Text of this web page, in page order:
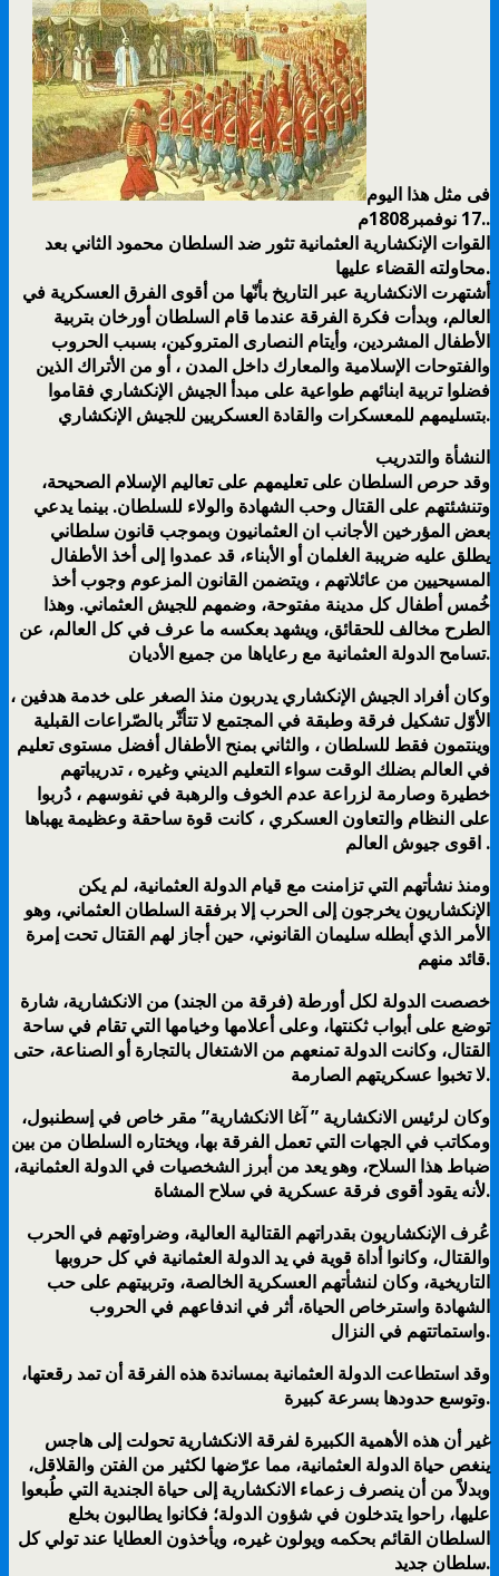
فى مثل هذا اليوم
17 نوفمبر1808م..
القوات الإنكشارية العثمانية تثور ضد السلطان محمود الثاني بعد
محاولته القضاء عليها.
أشتهرت الانكشارية عبر التاريخ بأنّها من أقوى الفرق العسكرية في
العالم، وبدأت فكرة الفرقة عندما قام السلطان أورخان بتربية
الأطفال المشردين، وأيتام النصارى المتروكين، بسبب الحروب
والفتوحات الإسلامية والمعارك داخل المدن ، أو من الأتراك الذين
فضلوا تربية ابنائهم طواعية على مبدأ الجيش الإنكشاري فقاموا
بتسليمهم للمعسكرات والقادة العسكريين للجيش الإنكشاري.
النشأة والتدريب
وقد حرص السلطان على تعليمهم على تعاليم الإسلام الصحيحة،
وتنشئتهم على القتال وحب الشهادة والولاء للسلطان. بينما يدعي
بعض المؤرخين الأجانب ان العثمانيون وبموجب قانون سلطاني
يطلق عليه ضريبة الغلمان أو الأبناء، قد عمدوا إلى أخذ الأطفال
المسيحيين من عائلاتهم ، ويتضمن القانون المزعوم وجوب أخذ
خُمس أطفال كل مدينة مفتوحة، وضمهم للجيش العثماني. وهذا
الطرح مخالف للحقائق، ويشهد بعكسه ما عرف في كل العالم، عن
تسامح الدولة العثمانية مع رعاياها من جميع الأديان.
وكان أفراد الجيش الإنكشاري يدربون منذ الصغر على خدمة هدفين ،
الأوّل تشكيل فرقة وطبقة في المجتمع لا تتأثّر بالصّراعات القبلية
وينتمون فقط للسلطان ، والثاني بمنح الأطفال أفضل مستوى تعليم
في العالم بضلك الوقت سواء التعليم الديني وغيره ، تدريباتهم
خطيرة وصارمة لزراعة عدم الخوف والرهبة في نفوسهم ، دُربوا
على النظام والتعاون العسكري ، كانت قوة ساحقة وعظيمة يهباها
اقوى جيوش العالم .
ومنذ نشأتهم التي تزامنت مع قيام الدولة العثمانية، لم يكن
الإنكشاريون يخرجون إلى الحرب إلا برفقة السلطان العثماني، وهو
الأمر الذي أبطله سليمان القانوني، حين أجاز لهم القتال تحت إمرة
قائد منهم.
خصصت الدولة لكل أورطة (فرقة من الجند) من الانكشارية، شارة
توضع على أبواب ثكنتها، وعلى أعلامها وخيامها التي تقام في ساحة
القتال، وكانت الدولة تمنعهم من الاشتغال بالتجارة أو الصناعة، حتى
لا تخبوا عسكريتهم الصارمة.
وكان لرئيس الانكشارية ” آغا الانكشارية” مقر خاص في إسطنبول،
ومكاتب في الجهات التي تعمل الفرقة بها، ويختاره السلطان من بين
ضباط هذا السلاح، وهو يعد من أبرز الشخصيات في الدولة العثمانية،
لأنه يقود أقوى فرقة عسكرية في سلاح المشاة.
عُرف الإنكشاريون بقدراتهم القتالية العالية، وضراوتهم في الحرب
والقتال، وكانوا أداة قوية في يد الدولة العثمانية في كل حروبها
التاريخية، وكان لنشأتهم العسكرية الخالصة، وتربيتهم على حب
الشهادة واسترخاص الحياة، أثر في اندفاعهم في الحروب
واستماتتهم في النزال.
وقد استطاعت الدولة العثمانية بمساندة هذه الفرقة أن تمد رقعتها،
وتوسع حدودها بسرعة كبيرة.
غير أن هذه الأهمية الكبيرة لفرقة الانكشارية تحولت إلى هاجس
ينغص حياة الدولة العثمانية، مما عرّضها لكثير من الفتن والقلاقل،
وبدلاً من أن ينصرف زعماء الانكشارية إلى حياة الجندية التي طُبعوا
عليها، راحوا يتدخلون في شؤون الدولة؛ فكانوا يطالبون بخلع
السلطان القائم بحكمه ويولون غيره، ويأخذون العطايا عند تولي كل
سلطان جديد.